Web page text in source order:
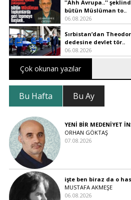
''Ahh Avrupa..''
bütün Müslüman to..
06.08.2026
Sırbistan’dan
dedesine devlet tör..
06.08.2026
Çok okunan yazılar
Bu Hafta Bu Ay
YENİ BİR MEDENİYET
ORHAN GÖKTAŞ
07.08.2026
işte ben biraz da o
MUSTAFA AKMEŞE
06.08.2026